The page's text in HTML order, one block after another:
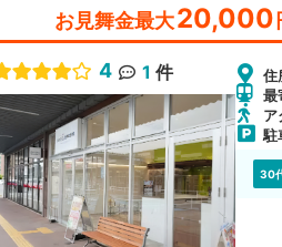
お見舞金最大20,000
4 1 件
住
最
ア
駐
30